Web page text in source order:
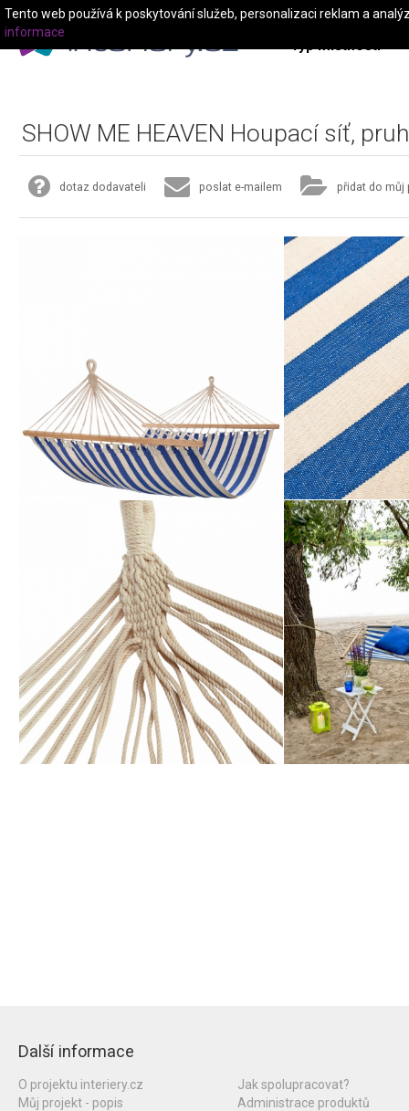
Typ místnosti
SHOW ME HEAVEN Houpací síť,
dotaz dodavateli poslat e-mailem přidat do můj
Další informace
O projektu interiery.cz
Můj projekt - popis
Jak spolupracovat?
Administrace produktů
Tento web používá k poskytování služeb, personalizaci reklam a
informace